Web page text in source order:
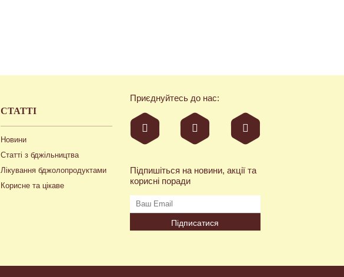
СТАТТІ
Новини
Статті з бджільництва
Лікування бджолопродуктами
Корисне та цікаве
Приєднуйтесь до нас:
Підпишіться на новини, акції та
корисні поради
Підписатися